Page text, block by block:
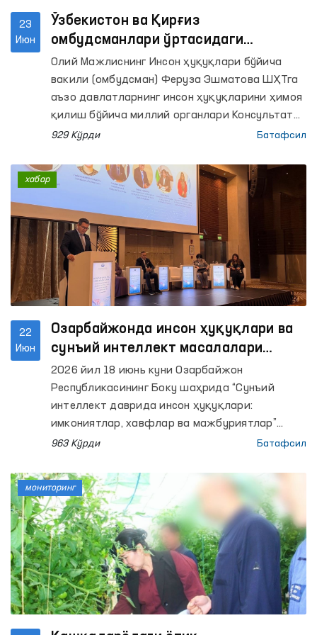
23
Июн
Ўзбекистон ва Қирғиз
омбудсманлари ўртасидаги
ҳамкорлик янада кучайтирилмоқда
Олий Мажлиснинг Инсон ҳуқуқлари бўйича
вакили (омбудсман) Феруза Эшматова ШҲТга
аъзо давлатларнинг инсон ҳуқуқларини ҳимоя
қилиш бўйича миллий органлари Консультатив
учрашувида иштирок этиш мақсадида хизмат
Бишкек шаҳрида бўлиб турибди.
929 Кўрди Батафсил
22
Июн
Озарбайжонда инсон ҳуқуқлари ва
сунъий интеллект масалалари
муҳокама қилинди
2026 йил 18 июнь куни Озарбайжон
Республикасининг Боку шаҳрида “Сунъий
интеллект даврида инсон ҳуқуқлари:
имкониятлар, хавфлар ва мажбуриятлар”
мавзусида Халқаро Боку омбудсманлар
963 Кўрди Батафсил
хабар
мониторинг